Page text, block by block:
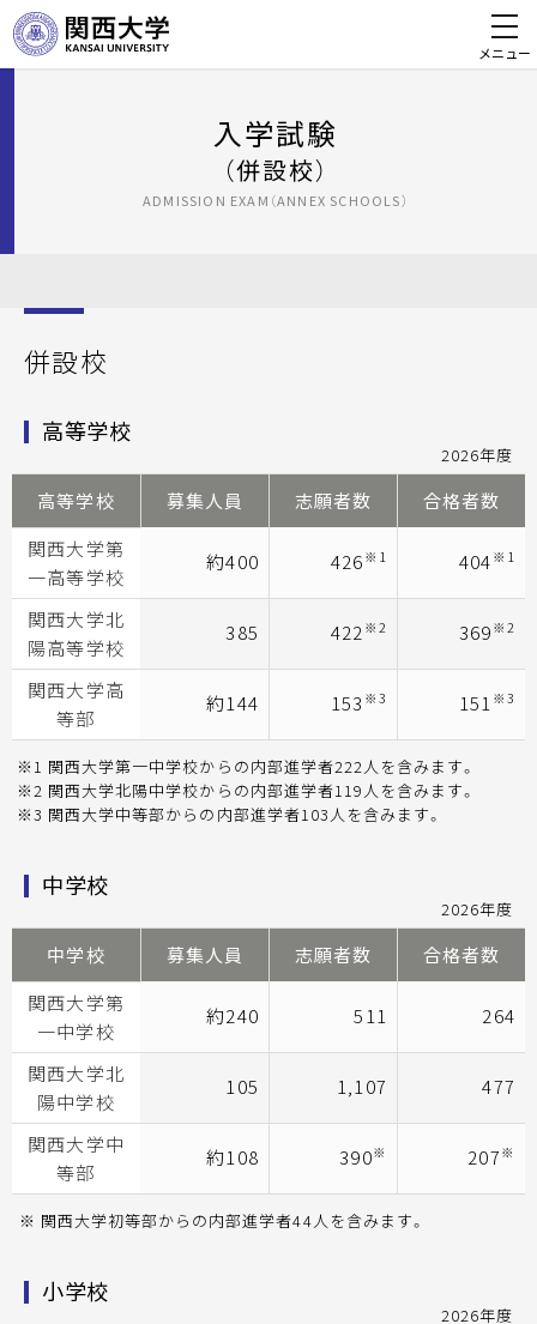
メニュー
入学試験
（併設校）
ADMISSION EXAM（ANNEX SCHOOLS）
併設校
高等学校
2026年度
高等学校 募集人員 志願者数
合格者数
関西大学第
一高等学校
約400 426 ※1 404 ※1
関西大学北
陽高等学校
385 422 ※2 369 ※2
関西大学高
等部
約144 153 ※3 151 ※3
※1 関西大学第一中学校からの内部進学者222人を含みます。
※2 関西大学北陽中学校からの内部進学者119人を含みます。
※3 関西大学中等部からの内部進学者103人を含みます。
中学校
2026年度
中学校 募集人員 志願者数
合格者数
関西大学第
一中学校
約240 511 264
関西大学北
陽中学校
105 1,107 477
関西大学中
等部
約108 390※ 207 ※
※ 関西大学初等部からの内部進学者44人を含みます。
小学校
2026年度